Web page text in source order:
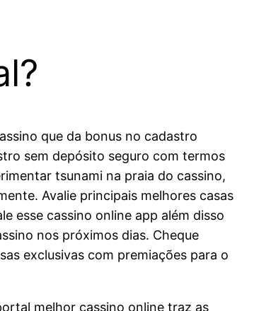
que da bonus no cadastro
sem depósito seguro com termos
tsunami na praia do cassino,
Avalie principais melhores casas
esse cassino online app além disso
nos próximos dias. Cheque
exclusivas com premiações para o
melhor cassino online traz as